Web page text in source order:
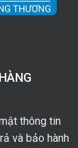
thông tin
và bảo hành